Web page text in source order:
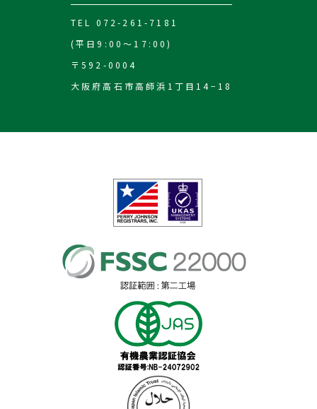
TEL 072-261-7181
(平日9:00～17:00)
〒592-0004
大阪府高石市高師浜1丁目14−18